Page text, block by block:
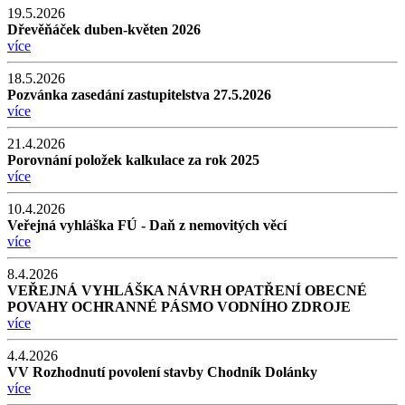
19.5.2026
Dřevěňáček duben-květen 2026
více
18.5.2026
Pozvánka zasedání zastupitelstva 27.5.2026
více
21.4.2026
Porovnání položek kalkulace za rok 2025
více
10.4.2026
Veřejná vyhláška FÚ - Daň z nemovitých věcí
více
8.4.2026
VEŘEJNÁ VYHLÁŠKA NÁVRH OPATŘENÍ OBECNÉ
POVAHY OCHRANNÉ PÁSMO VODNÍHO ZDROJE
více
4.4.2026
VV Rozhodnutí povolení stavby Chodník Dolánky
více